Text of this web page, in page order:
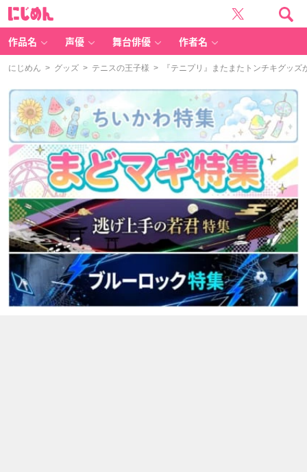
作品名 声優 舞台俳優 作者名
にじめん > グッズ > テニスの王子様 > 『テニプリ』またまたトンチキグッズ